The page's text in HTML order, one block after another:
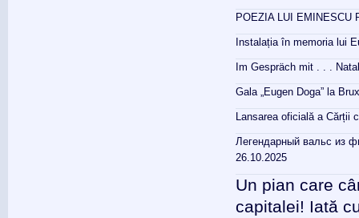
POEZIA LUI EMINESCU
Instalația în memoria lui
Im Gespräch mit . . .
Gala „Eugen Doga” la
Lansarea oficială a Cărții
Легендарный вальс из
26.10.2025
Un pian care
capitalei! Iată